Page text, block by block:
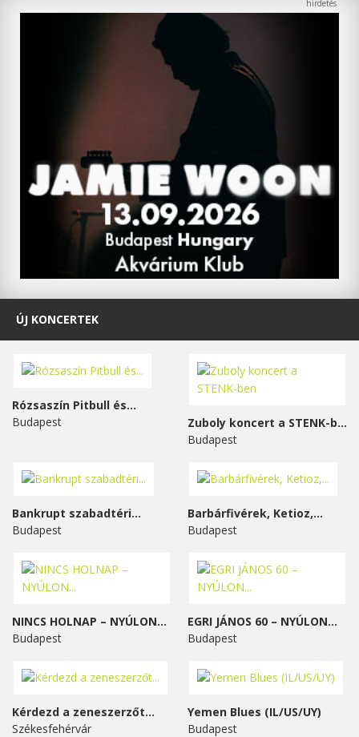
ÚJ KONCERTEK
Rózsaszín Pitbull és...
Budapest
Zuboly koncert a STENK-ben
Budapest
Bankrupt szabadtéri...
Budapest
Barbárfivérek, Ketioz,...
Budapest
NINCS HOLNAP – NYÚLON...
Budapest
EGRI JÁNOS 60 – NYÚLON...
Budapest
Kérdezd a zeneszerzőt...
Székesfehérvár
Yemen Blues (IL/US/UY)
Budapest